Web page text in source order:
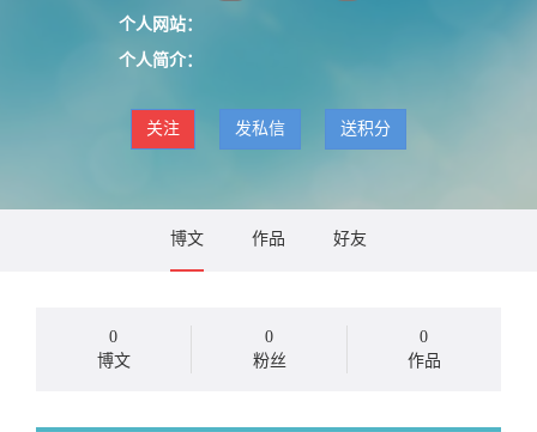
个人网站：
个人简介：
关注 发私信 送积分
博文 作品 好友
0
博文
0
粉丝
0
作品